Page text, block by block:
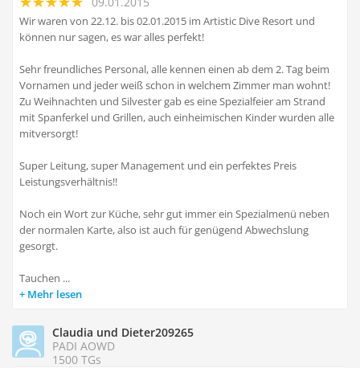
Wir waren von 22.12. bis 02.01.2015 im Artistic Dive Resort und
können nur sagen, es war alles perfekt!
Sehr freundliches Personal, alle kennen einen ab dem 2. Tag beim
Vornamen und jeder weiß schon in welchem Zimmer man wohnt!
Zu Weihnachten und Silvester gab es eine Spezialfeier am Strand
mit Spanferkel und Grillen, auch einheimischen Kinder wurden alle
mitversorgt!
Super Leitung, super Management und ein perfektes Preis
Leistungsverhältnis!!
Noch ein Wort zur Küche, sehr gut immer ein Spezialmenü neben
der normalen Karte, also ist auch für genügend Abwechslung
gesorgt.
Tauchen ...
Mehr lesen
Claudia und Dieter209265
PADI AOWD
1500 TGs